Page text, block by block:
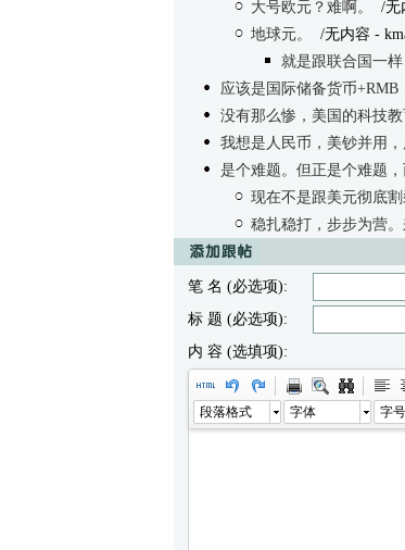
大号欧元？难啊。
/无
地球元。
/无内容 -
就是跟联合国一样
应该是国际储备货币
没有那么惨，美国的科技
我想是人民币，美钞并用
是个难题。但正是个难题
现在不是跟美元彻底
稳扎稳打，步步为营
笔 名 (必选项):
标 题 (必选项):
内 容 (选填项):
段落格式 字体 字号